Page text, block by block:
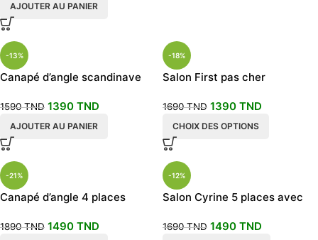
AJOUTER AU PANIER
-13%
Canapé d’angle scandinave
1590TND 1390 TND
AJOUTER AU PANIER
-18%
Salon First pas cher
1690TND 1390 TND
CHOIX DES OPTIONS
-21%
Canapé d’angle 4 places
1890TND 1490 TND
-12%
Salon Cyrine 5 places avec
1690TND 1490 TND